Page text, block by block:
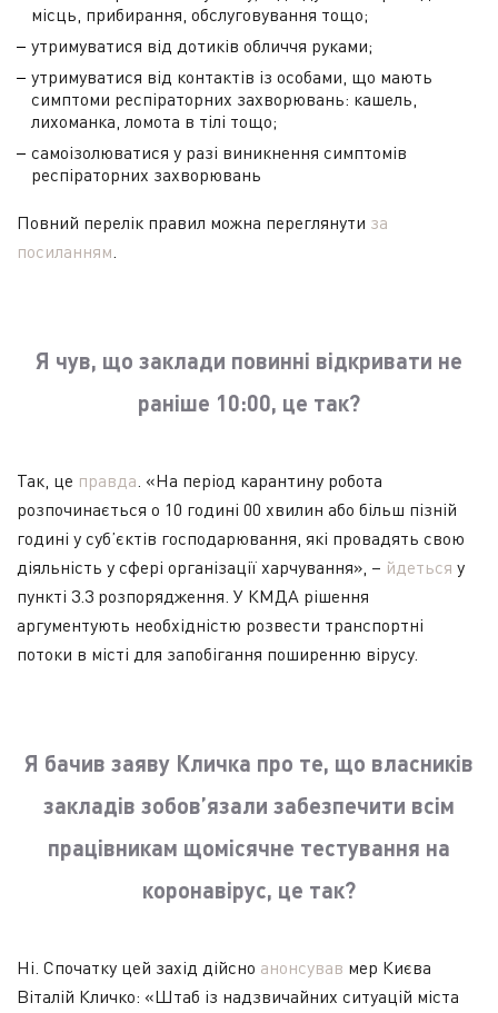
місць, прибирання, обслуговування тощо;
утримуватися від дотиків обличчя руками;
утримуватися від контактів із особами, що мають
симптоми респіраторних захворювань: кашель,
лихоманка, ломота в тілі тощо;
самоізолюватися у разі виникнення симптомів
респіраторних захворювань
Повний перелік правил можна переглянути за
посиланням.
Я чув, що заклади повинні відкривати не
раніше 10:00, це так?
Так, це правда. «На період карантину робота
розпочинається о 10 годині 00 хвилин або більш пізній
годині у суб’єктів господарювання, які провадять свою
діяльність у сфері організації харчування», – йдеться у
пункті 3.3 розпорядження. У КМДА рішення
аргументують необхідністю розвести транспортні
потоки в місті для запобігання поширенню вірусу.
Я бачив заяву Кличка про те, що власників
закладів зобов’язали забезпечити всім
працівникам щомісячне тестування на
коронавірус, це так?
Ні. Спочатку цей захід дійсно анонсував мер Києва
Віталій Кличко: «Штаб із надзвичайних ситуацій міста